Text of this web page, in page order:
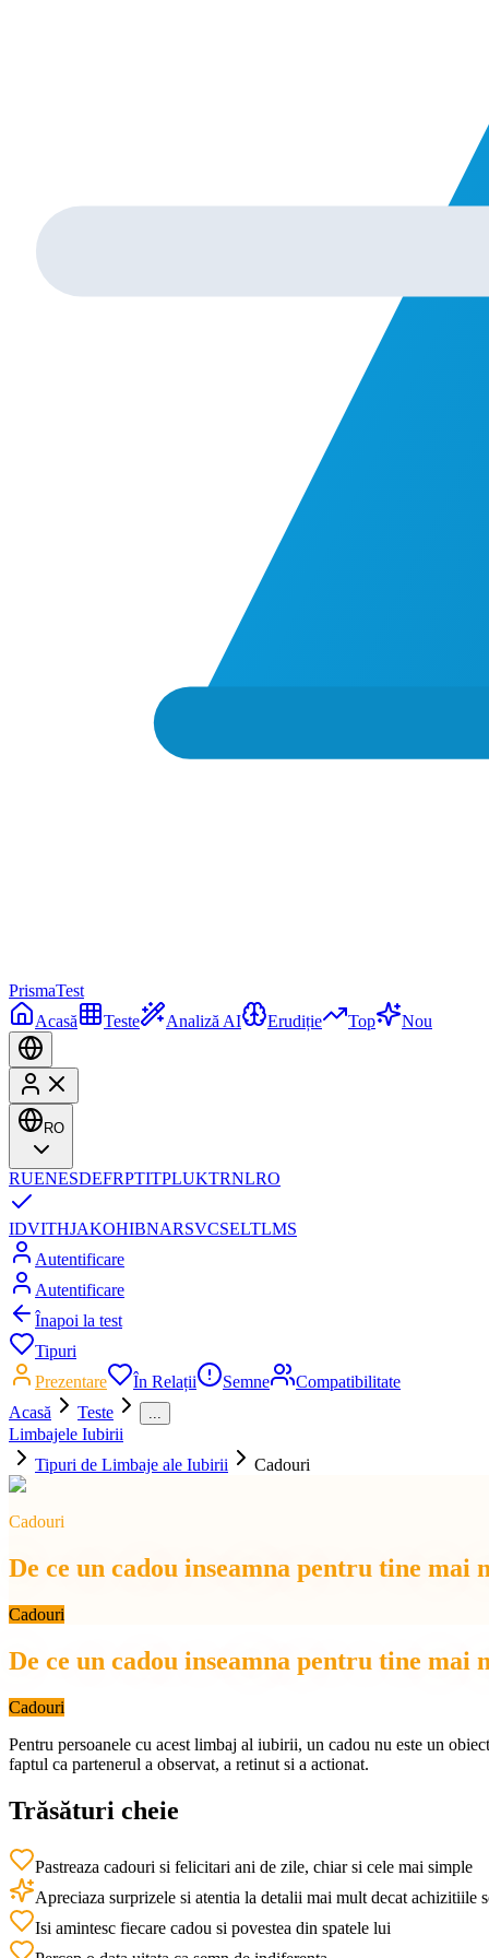
PrismaTest
Acasă
Teste Analiză AI Erudiție Top Nou
RO
RUENESDEFRPTITPLUKTRNLRO
IDVITHJAKOHIBNARSVCSELTLMS
Autentificare
Autentificare
Înapoi la test
Tipuri
Prezentare
În Relații Semne
Compatibilitate
Acasă
Teste ...
Limbajele Iubirii
Tipuri de Limbaje ale Iubirii
Cadouri
Cadouri
De ce un cadou inseamna pentru tine mai
Cadouri
De ce un cadou inseamna pentru tine mai
Cadouri
Pentru persoanele cu acest limbaj al iubirii, un cadou nu este un
faptul ca partenerul a observat, a retinut si a actionat.
Trăsături cheie
Pastreaza cadouri si felicitari ani de zile, chiar si cele mai simple
Apreciaza surprizele si atentia la detalii mai mult decat achizitiile
Isi amintesc fiecare cadou si povestea din spatele lui